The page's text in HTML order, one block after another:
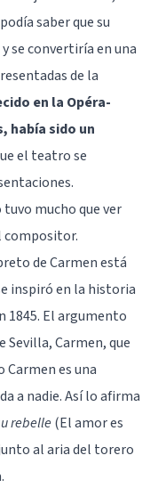
saber que su
se convertiría en una
de la
en la Opéra-
había sido un
el teatro se
mucho que ver
compositor.
de Carmen está
inspiró en la historia
1845. El argumento
Carmen, que
Carmen es una
a nadie. Así lo afirma
rebelle(El amor es
al aria del torero